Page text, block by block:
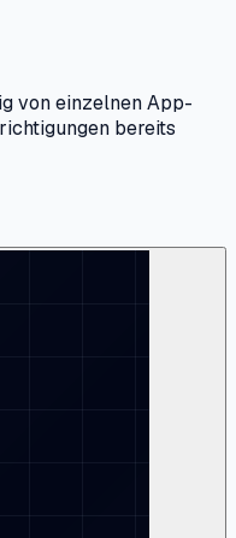
von einzelnen App-
bereits